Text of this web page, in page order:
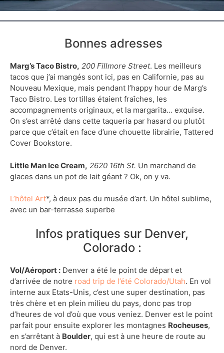
Bonnes adresses
Marg’s Taco Bistro, 200 Fillmore Street. Les meilleurs
tacos que j’ai mangés sont ici, pas en Californie, pas au
Nouveau Mexique, mais pendant l’happy hour de Marg’s
Taco Bistro. Les tortillas étaient fraîches, les
accompagnements originaux, et la margarita… exquise.
On s’est arrêté dans cette taqueria par hasard ou plutôt
parce que c’était en face d’une chouette librairie, Tattered
Cover Bookstore.
Little Man Ice Cream, 2620 16th St. Un marchand de
glaces dans un pot de lait géant ? Ok, on y va.
L’hôtel Art*, à deux pas du musée d’art. Un hôtel sublime,
avec un bar-terrasse superbe
Infos pratiques sur Denver,
Colorado :
Vol/Aéroport : Denver a été le point de départ et
d’arrivée de notre road trip de l’été Colorado/Utah. En vol
interne aux Etats-Unis, c’est une super destination, pas
très chère et en plein milieu du pays, donc pas trop
d’heures de vol d’où que vous veniez. Denver est le point
parfait pour ensuite explorer les montagnes Rocheuses,
en s’arrêtant à Boulder, qui est à une heure de route au
nord de Denver.